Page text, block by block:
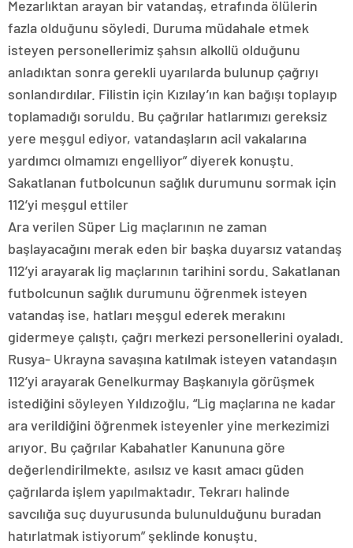
Mezarlıktan arayan bir vatandaş, etrafında ölülerin
fazla olduğunu söyledi. Duruma müdahale etmek
isteyen personellerimiz şahsın alkollü olduğunu
anladıktan sonra gerekli uyarılarda bulunup çağrıyı
sonlandırdılar. Filistin için Kızılay’ın kan bağışı toplayıp
toplamadığı soruldu. Bu çağrılar hatlarımızı gereksiz
yere meşgul ediyor, vatandaşların acil vakalarına
yardımcı olmamızı engelliyor” diyerek konuştu.
Sakatlanan futbolcunun sağlık durumunu sormak için
112’yi meşgul ettiler
Ara verilen Süper Lig maçlarının ne zaman
başlayacağını merak eden bir başka duyarsız vatandaş
112’yi arayarak lig maçlarının tarihini sordu. Sakatlanan
futbolcunun sağlık durumunu öğrenmek isteyen
vatandaş ise, hatları meşgul ederek merakını
gidermeye çalıştı, çağrı merkezi personellerini oyaladı.
Rusya- Ukrayna savaşına katılmak isteyen vatandaşın
112’yi arayarak Genelkurmay Başkanıyla görüşmek
istediğini söyleyen Yıldızoğlu, “Lig maçlarına ne kadar
ara verildiğini öğrenmek isteyenler yine merkezimizi
arıyor. Bu çağrılar Kabahatler Kanununa göre
değerlendirilmekte, asılsız ve kasıt amacı güden
çağrılarda işlem yapılmaktadır. Tekrarı halinde
savcılığa suç duyurusunda bulunulduğunu buradan
hatırlatmak istiyorum” şeklinde konuştu.